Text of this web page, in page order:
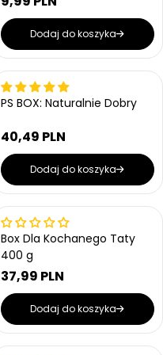
a
n
a
C
e
n
a
e
g
a
r
n
a
Dodaj do koszyka
PS BOX: Naturalnie Dobry
C
e
n
a
e
g
u
l
a
n
a
40,49 PLN
Dodaj do koszyka
Wrażliwe na ciepło
Box Dla Kochanego Taty
400 g
C
e
n
a
37,99 PLN
Dodaj do koszyka